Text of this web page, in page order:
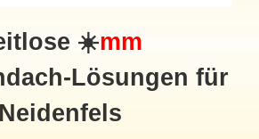
☀️mm
Lösungen für
Neidenfels